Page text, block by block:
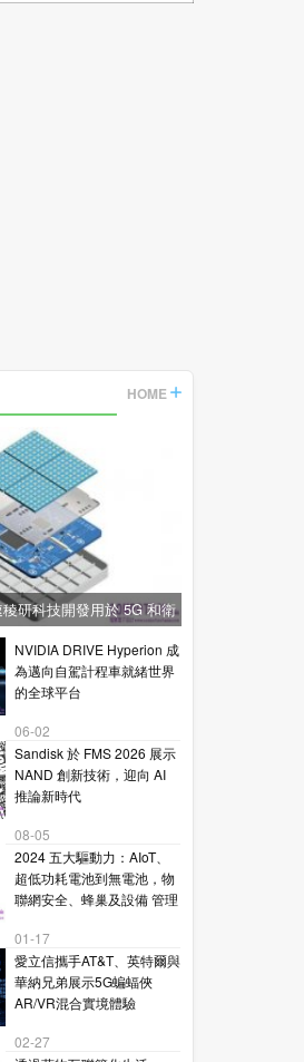
HOME
研科技開發用於 5G 和衛
下一代毫米波技術
NVIDIA DRIVE Hyperion 成
為邁向自駕計程車就緒世界
的全球平台
06-02
Sandisk 於 FMS 2026 展示
NAND 創新技術，迎向 AI
推論新時代
08-05
2024 五大驅動力：AIoT、
超低功耗電池到無電池，物
聯網安全、蜂巢及設備 管理
01-17
愛立信攜手AT&T、英特爾與
華納兄弟展示5G蝙蝠俠
AR/VR混合實境體驗
02-27